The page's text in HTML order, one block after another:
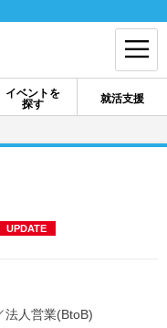
イベントを
探す
就活支援
ログイン
UPDATE
法人営業(BtoB)